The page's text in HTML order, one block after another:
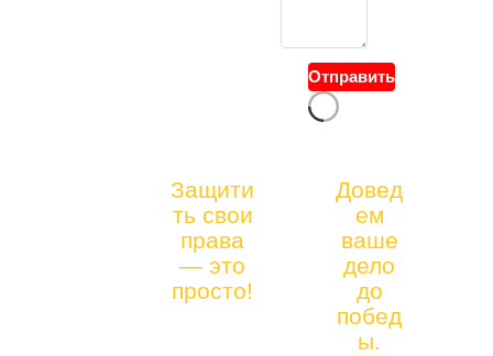
Отправить
Защити
ть свои
права
— это
просто!
Довед
ем
ваше
дело
до
побед
ы.